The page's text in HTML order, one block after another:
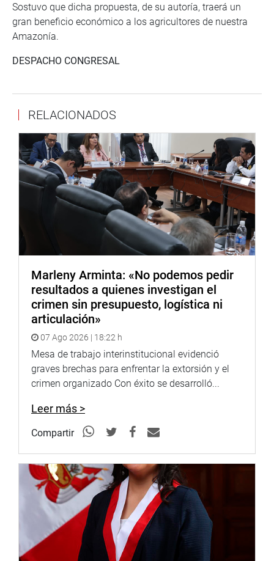
Sostuvo que dicha propuesta, de su autoría, traerá un
gran beneficio económico a los agricultores de nuestra
Amazonía.
DESPACHO CONGRESAL
RELACIONADOS
Marleny Arminta: «No podemos pedir
resultados a quienes investigan el
crimen sin presupuesto, logística ni
articulación»
07 Ago 2026 | 18:22 h
Mesa de trabajo interinstitucional evidenció
graves brechas para enfrentar la extorsión y el
crimen organizado Con éxito se desarrolló...
Leer más >
Compartir